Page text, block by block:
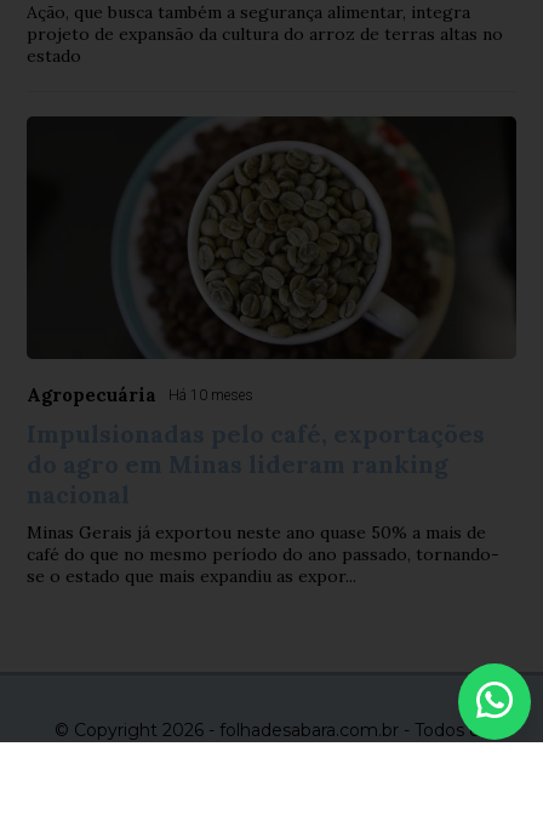
Ação, que busca também a segurança alimentar, integra
projeto de expansão da cultura do arroz de terras altas no
estado
Agropecuária Há 10 meses
Minas Gerais já exportou neste ano quase 50% a mais de
café do que no mesmo período do ano passado, tornando-
se o estado que mais expandiu as expor...
© Copyright 2026 - folhadesabara.com.br - Todos os